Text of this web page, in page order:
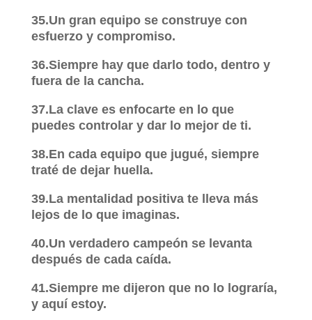
35.Un gran equipo se construye con
esfuerzo y compromiso.
36.Siempre hay que darlo todo, dentro y
fuera de la cancha.
37.La clave es enfocarte en lo que
puedes controlar y dar lo mejor de ti.
38.En cada equipo que jugué, siempre
traté de dejar huella.
39.La mentalidad positiva te lleva más
lejos de lo que imaginas.
40.Un verdadero campeón se levanta
después de cada caída.
41.Siempre me dijeron que no lo lograría,
y aquí estoy.